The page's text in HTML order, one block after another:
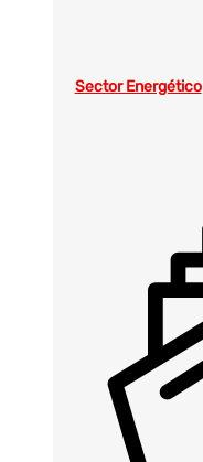
Sector Energético